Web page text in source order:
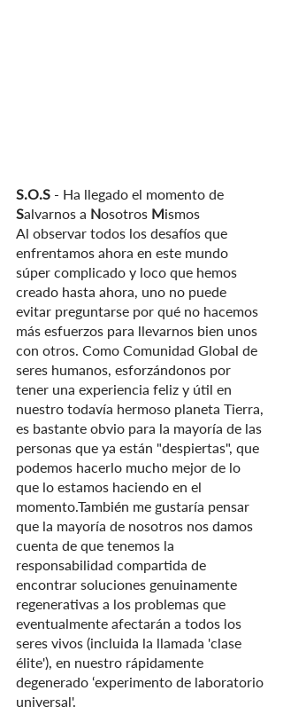
S.O.S - Ha llegado el momento de
Salvarnos a Nosotros Mismos
Al observar todos los desafíos que
enfrentamos ahora en este mundo
súper complicado y loco que hemos
creado hasta ahora, uno no puede
evitar preguntarse por qué no hacemos
más esfuerzos para llevarnos bien unos
con otros. Como Comunidad Global de
seres humanos, esforzándonos por
tener una experiencia feliz y útil en
nuestro todavía hermoso planeta Tierra,
es bastante obvio para la mayoría de las
personas que ya están "despiertas", que
podemos hacerlo mucho mejor de lo
que lo estamos haciendo en el
momento.También me gustaría pensar
que la mayoría de nosotros nos damos
cuenta de que tenemos la
responsabilidad compartida de
encontrar soluciones genuinamente
regenerativas a los problemas que
eventualmente afectarán a todos los
seres vivos (incluida la llamada 'clase
élite'), en nuestro rápidamente
degenerado ‘experimento de laboratorio
universal'.